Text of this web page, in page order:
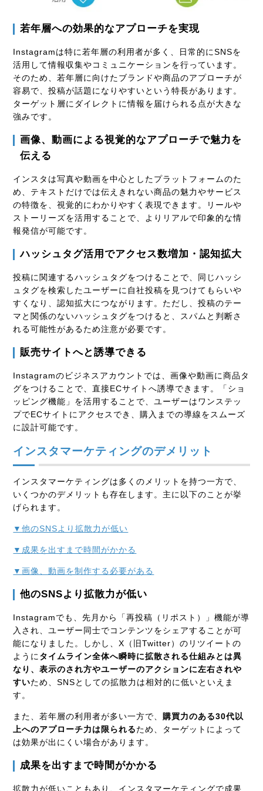
若年層への効果的なアプローチを実現
Instagramは特に若年層の利用者が多く、日常的にSNSを
活用して情報収集やコミュニケーションを行っています。
そのため、若年層に向けたブランドや商品のアプローチが
容易で、投稿が話題になりやすいという特長があります。
ターゲット層にダイレクトに情報を届けられる点が大きな
強みです。
画像、動画による視覚的なアプローチで魅力を
伝える
インスタは写真や動画を中心としたプラットフォームのた
め、テキストだけでは伝えきれない商品の魅力やサービス
の特徴を、視覚的にわかりやすく表現できます。リールや
ストーリーズを活用することで、よりリアルで印象的な情
報発信が可能です。
ハッシュタグ活用でアクセス数増加・認知拡大
投稿に関連するハッシュタグをつけることで、同じハッシ
ュタグを検索したユーザーに自社投稿を見つけてもらいや
すくなり、認知拡大につながります。ただし、投稿のテー
マと関係のないハッシュタグをつけると、スパムと判断さ
れる可能性があるため注意が必要です。
販売サイトへと誘導できる
Instagramのビジネスアカウントでは、画像や動画に商品タ
グをつけることで、直接ECサイトへ誘導できます。「ショ
ッピング機能」を活用することで、ユーザーはワンステッ
プでECサイトにアクセスでき、購入までの導線をスムーズ
に設計可能です。
インスタマーケティングのデメリット
インスタマーケティングは多くのメリットを持つ一方で、
いくつかのデメリットも存在します。主に以下のことが挙
げられます。
▼他のSNSより拡散力が低い
▼成果を出すまで時間がかかる
▼画像、動画を制作する必要がある
他のSNSより拡散力が低い
Instagramでも、先月から「再投稿（リポスト）」機能が導
入され、ユーザー同士でコンテンツをシェアすることが可
能になりました。しかし、X （旧Twitter）のリツイートの
ように タイムライン全体へ瞬時に拡散される仕組みとは異
なり、表示のされ方やユーザーのアクションに左右されや
すいため、SNSとしての拡散力は相対的に低いといえま
す。
また、若年層の利用者が多い一方で、 購買力のある30代以
上へのアプローチ力は限られるため、ターゲットによって
は効果が出にくい場合があります。
成果を出すまで時間がかかる
拡散力が低いこともあり、インスタマーケティングで成果